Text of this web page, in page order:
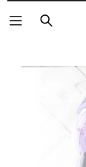
Søg